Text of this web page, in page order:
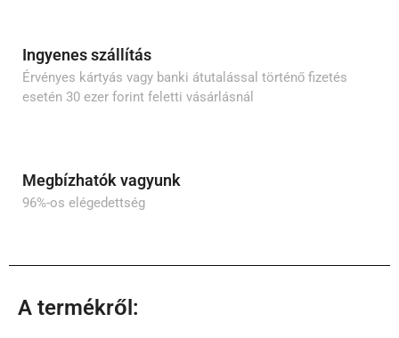
Ingyenes szállítás
Érvényes kártyás vagy banki átutalással történő fizetés
esetén 30 ezer forint feletti vásárlásnál
Megbízhatók vagyunk
96%-os elégedettség
A termékről: